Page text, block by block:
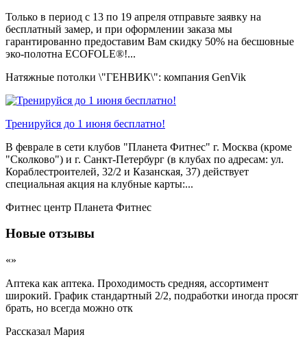
Только в период c 13 по 19 апреля отправьте заявку на
бесплатный замер, и при оформлении заказа мы
гарантированно предоставим Вам скидку 50% на бесшовные
эко-полотна ECOFOLE®!...
Натяжные потолки \"ГЕНВИК\": компания GenVik
Тренируйся до 1 июня бесплатно!
В феврале в сети клубов "Планета Фитнес" г. Москва (кроме
"Сколково") и г. Санкт-Петербург (в клубах по адресам: ул.
Кораблестроителей, 32/2 и Казанская, 37) действует
специальная акция на клубные карты:...
Фитнес центр Планета Фитнес
Новые отзывы
«»
Аптека как аптека. Проходимость средняя, ассортимент
широкий. График стандартный 2/2, подработки иногда просят
брать, но всегда можно отк
Рассказал Мария